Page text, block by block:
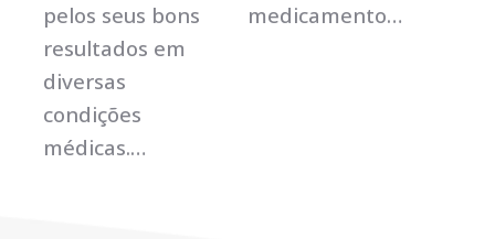
pelos seus bons
resultados em
diversas
condições
médicas.…
medicamento…